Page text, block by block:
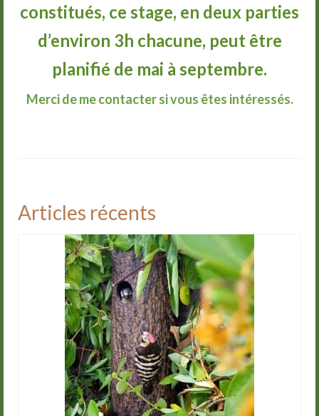
constitués, ce stage, en deux parties
d’environ 3h chacune, peut être
planifié de mai à septembre.
Merci de me contacter si vous êtes intéressés.
Articles récents